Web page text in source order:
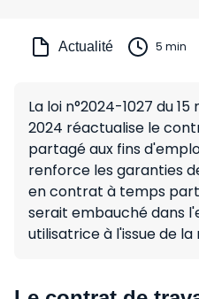
Actualité 5 min
La loi n°2024-1027 du
2024 réactualise le
partagé aux fins
renforce les garanties
en contrat à temps
serait embauché dans
utilisatrice à l'issue de la